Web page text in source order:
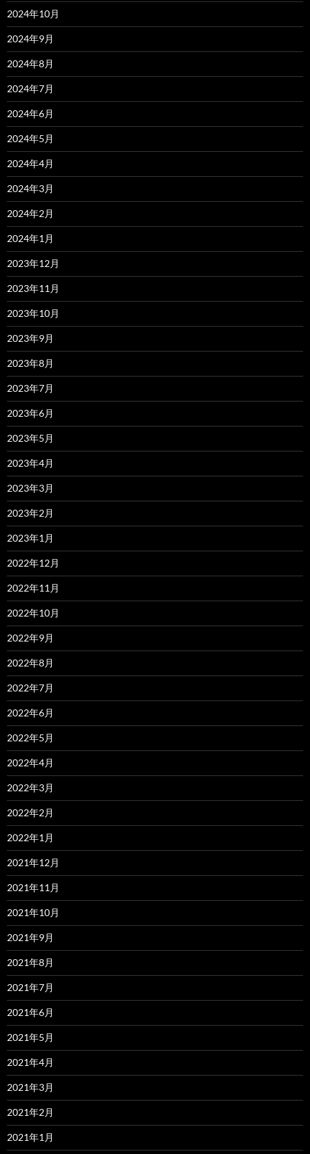
2024年10月
2024年9月
2024年8月
2024年7月
2024年6月
2024年5月
2024年4月
2024年3月
2024年2月
2024年1月
2023年12月
2023年11月
2023年10月
2023年9月
2023年8月
2023年7月
2023年6月
2023年5月
2023年4月
2023年3月
2023年2月
2023年1月
2022年12月
2022年11月
2022年10月
2022年9月
2022年8月
2022年7月
2022年6月
2022年5月
2022年4月
2022年3月
2022年2月
2022年1月
2021年12月
2021年11月
2021年10月
2021年9月
2021年8月
2021年7月
2021年6月
2021年5月
2021年4月
2021年3月
2021年2月
2021年1月